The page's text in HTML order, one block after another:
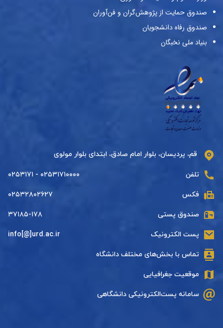
صندوق حمایت از پژوهش‌گران و فن‌آوران
صندوق رفاه دانشجویان
بنیاد ملی نخبگان
قم، پردیسان، بلوار امام صادق، ابتدای بلوار مولوی
تلفن ۰۲۵۳۱۷۱۰۰۰۰ - ۰۲۵۳۱۷۱
فکس ۰۲۵۳۲۸۰۲۶۲۷
صندوق پستی ۳۷۱۸۵-۱۷۸
پست الکترونیک info[@]urd.ac.ir
تماس با بخش‌های مختلف دانشگاه
موقعیت جغرافیایی
سامانه پست‌الکترونیکی دانشگاهی